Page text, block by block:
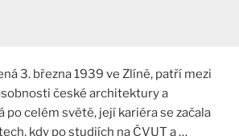
3. března 1939 ve Zlíně, patří mezi
české architektury a
po celém světě, její kariéra se začala
kdy po studiích na ČVUT a …